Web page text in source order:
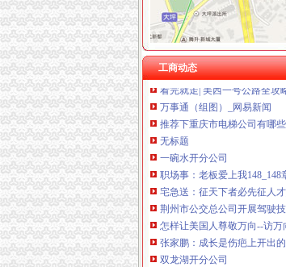
工商动态
江北机场杂皮_重庆_论坛_天
重庆公交车[江北机场坐公交
松树桥开分公司
国务院农民工工作领导小组
看完就走| 美西一号公路全攻
万事通（组图）_网易新闻
推荐下重庆市电梯公司有哪些
无标题
一碗水开分公司
职场事：老板爱上我148_148
宅急送：征天下者必先征人才
荆州市公交总公司开展驾驶
怎样让美国人尊敬万向--访万
张家鹏：成长是伤疤上开出的
双龙湖开分公司
附件一人项目招标文件-重庆